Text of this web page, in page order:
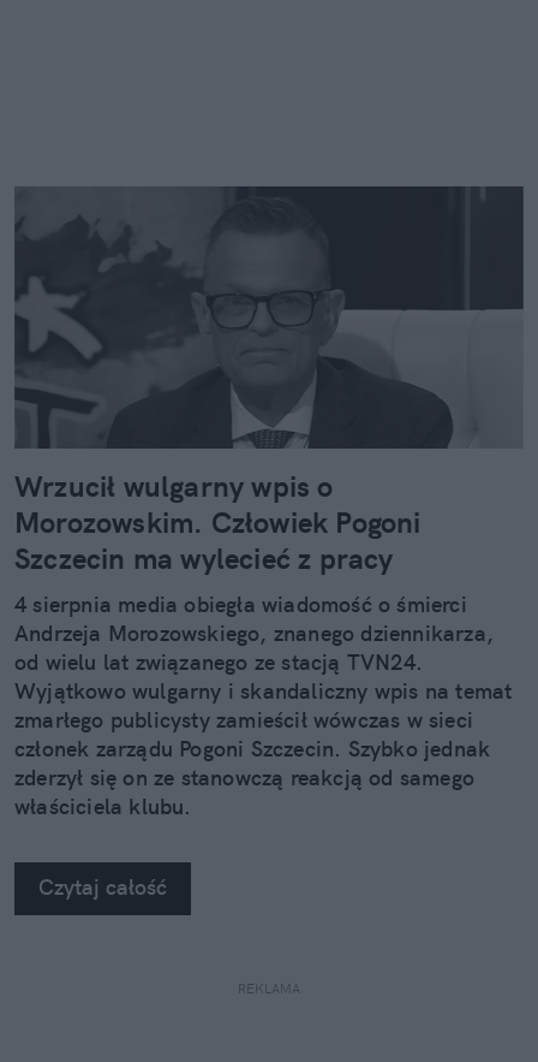
Wrzucił wulgarny wpis o
Morozowskim. Człowiek Pogoni
Szczecin ma wylecieć z pracy
4 sierpnia media obiegła wiadomość o śmierci
Andrzeja Morozowskiego, znanego dziennikarza,
od wielu lat związanego ze stacją TVN24.
Wyjątkowo wulgarny i skandaliczny wpis na temat
zmarłego publicysty zamieścił wówczas w sieci
członek zarządu Pogoni Szczecin. Szybko jednak
zderzył się on ze stanowczą reakcją od samego
właściciela klubu.
Czytaj całość
REKLAMA